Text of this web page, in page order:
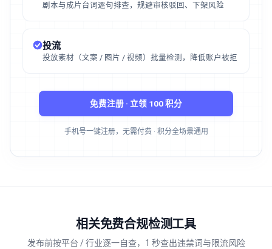
剧本与成片台词逐句排查，规避审核驳回、下架风险
投流
投放素材（文案 / 图片 / 视频）批量检测，降低账户被拒
免费注册 · 立领 100 积分
手机号一键注册，无需付费 · 积分全场景通用
相关免费合规检测工具
发布前按平台 / 行业逐一自查，1 秒查出违禁词与限流风险